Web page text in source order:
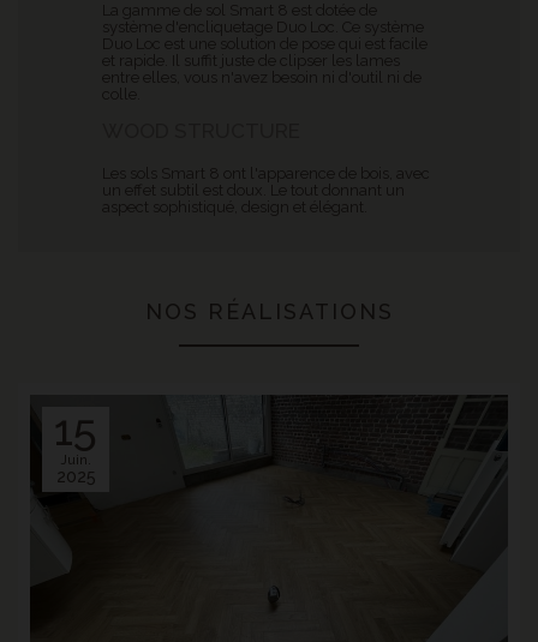
La gamme de sol Smart 8 est dotée de
système d'encliquetage Duo Loc. Ce système
Duo Loc est une solution de pose qui est facile
et rapide. Il suffit juste de clipser les lames
entre elles, vous n'avez besoin ni d'outil ni de
Les sols Smart 8 ont l'apparence de bois, avec
un effet subtil est doux. Le tout donnant un
aspect sophistiqué, design et élégant.
NOS RÉALISATIONS
15
Juin.
2025